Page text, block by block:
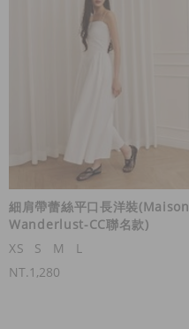
細肩帶蕾絲平口長洋裝(Maison
Wanderlust-CC聯名款)
XS
S M
L
NT.1,280